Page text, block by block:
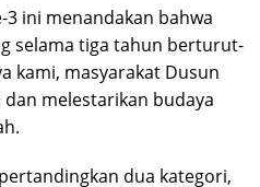
3 ini menandakan bahwa
selama tiga tahun berturut-
kami, masyarakat Dusun
melestarikan budaya
dua kategori,